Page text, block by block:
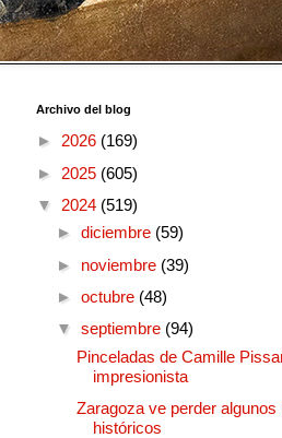
Archivo del blog
► 2026 (169)
► 2025 (605)
▼ 2024 (519)
► diciembre (59)
► noviembre (39)
► octubre (48)
▼ septiembre (94)
Pinceladas de Camille
impresionista
Zaragoza ve perder algunos
históricos